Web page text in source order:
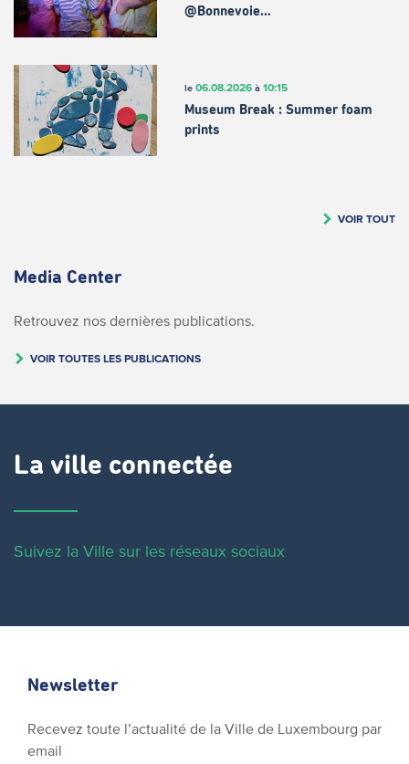
@Bonnevoie…
le 06.08.2026à 10:15
Museum Break : Summer foam
prints
VOIR TOUT
Media Center
Retrouvez nos dernières publications.
VOIR TOUTES LES PUBLICATIONS
La ville connectée
Suivez la Ville sur les réseaux sociaux
Newsletter
Recevez toute l’actualité de la Ville de Luxembourg par
email